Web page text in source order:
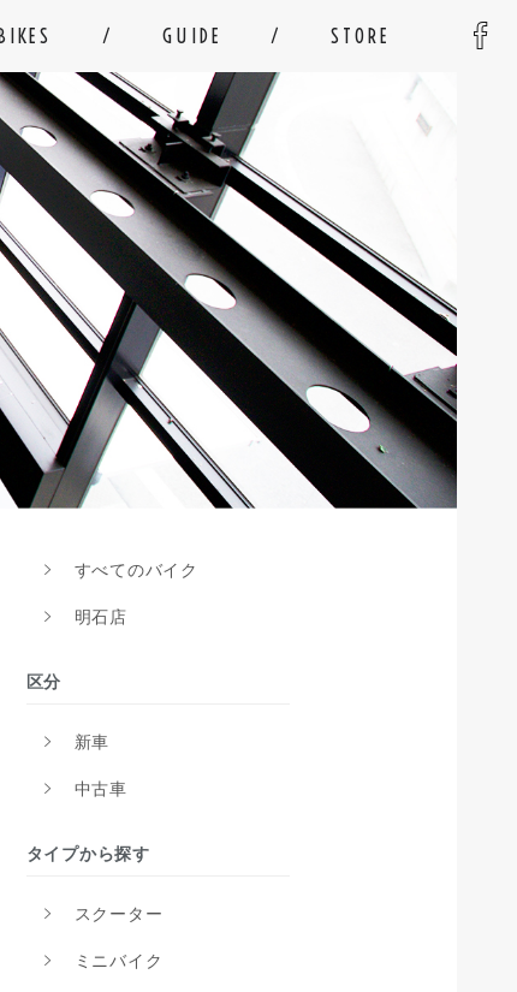
BIKES GUIDE STORE
すべてのバイク
明石店
区分
新車
中古車
タイプから探す
スクーター
ミニバイク